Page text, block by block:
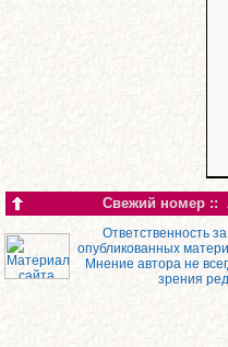
Свежий номер ::
Ответственность
опубликованных
Мнение автора не
зрения